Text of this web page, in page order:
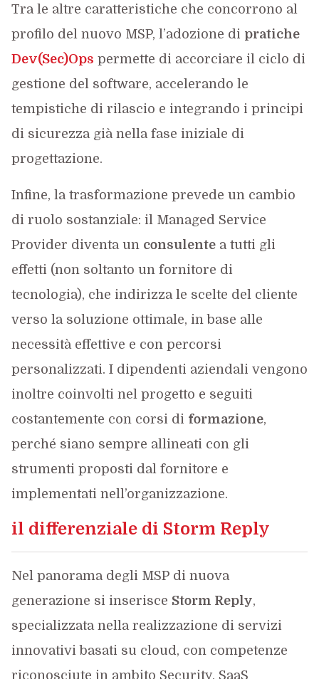
Tra le altre caratteristiche che concorrono al
profilo del nuovo MSP, l’adozione di pratiche
Dev(Sec)Ops permette di accorciare il ciclo di
gestione del software, accelerando le
tempistiche di rilascio e integrando i principi
di sicurezza già nella fase iniziale di
progettazione.
Infine, la trasformazione prevede un cambio
di ruolo sostanziale: il Managed Service
Provider diventa un consulentea tutti gli
effetti (non soltanto un fornitore di
tecnologia), che indirizza le scelte del cliente
verso la soluzione ottimale, in base alle
necessità effettive e con percorsi
personalizzati. I dipendenti aziendali vengono
inoltre coinvolti nel progetto e seguiti
costantemente con corsi di formazione,
perché siano sempre allineati con gli
strumenti proposti dal fornitore e
implementati nell’organizzazione.
il differenziale di Storm Reply
Nel panorama degli MSP di nuova
generazione si inserisce Storm Reply,
specializzata nella realizzazione di servizi
innovativi basati su cloud, con competenze
riconosciute in ambito Security, SaaS